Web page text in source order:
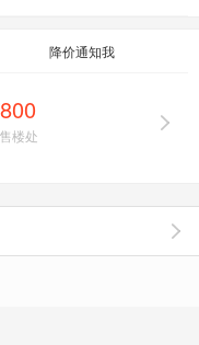
降价通知我
楼处